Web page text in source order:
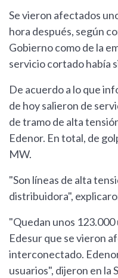
Se vieron afectados
hora después, según
Gobierno como de la
servicio cortado había
De acuerdo a lo que
de hoy salieron de
de tramo de alta
Edenor. En total, de
MW.
"Son líneas de alta
distribuidora",
"Quedan unos
Edesur que se vieron
interconectado.
usuarios", dijeron en la